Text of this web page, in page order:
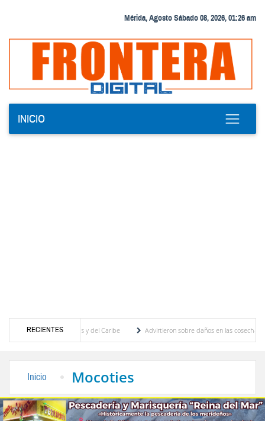
Mérida, Agosto Sábado 08, 2026, 01:26 am
INICIO
RECIENTES
Centroamericanos y del Caribe
Advirtieron sobre daños en las cosechas de los
Inicio Mocoties